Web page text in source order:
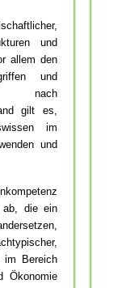
und
allem den
und
nach
gilt es,
im
und
ab, die ein
im Bereich
Ökonomie